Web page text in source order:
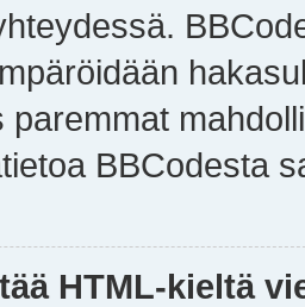
paremmat
BBCodesta
HTML-kieltä